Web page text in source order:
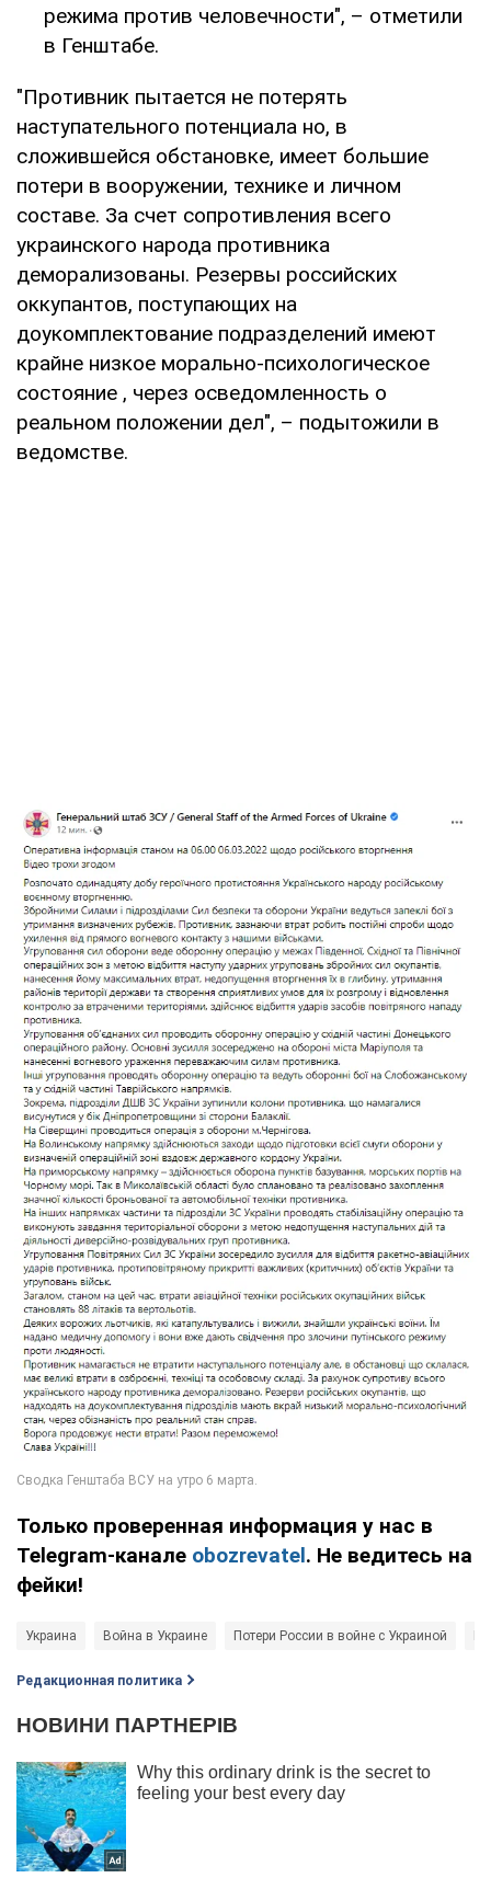
режима против человечности", – отметили
в Генштабе.
"Противник пытается не потерять
наступательного потенциала но, в
сложившейся обстановке, имеет большие
потери в вооружении, технике и личном
составе. За счет сопротивления всего
украинского народа противника
деморализованы. Резервы российских
оккупантов, поступающих на
доукомплектование подразделений имеют
крайне низкое морально-психологическое
состояние , через осведомленность о
реальном положении дел", – подытожили в
ведомстве.
Только проверенная информация у нас в
Telegram-канале obozrevatel. Не ведитесь на
фейки!
Украина Война в Украине Потери России в войне с Украиной
Редакционная политика